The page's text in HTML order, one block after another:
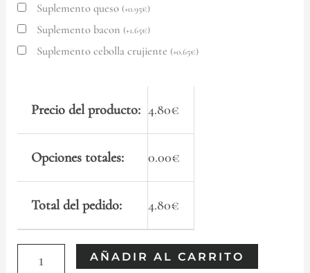
Suplemento queso(+0.95€)
Suplemento bacon(+1.65€)
Suplemento cebolla crujiente(+0.65€)
Precio del producto: 4.80€
Opciones totales: 0.00€
Total del pedido: 4.80€
AÑADIR AL CARRITO